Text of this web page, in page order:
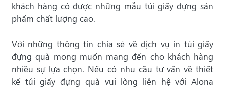
khách hàng có được những mẫu túi giấy đựng sản
phẩm chất lượng cao.
Với những thông tin chia sẻ về dịch vụ in túi giấy
đựng quà mong muốn mang đến cho khách hàng
nhiều sự lựa chọn. Nếu có nhu cầu tư vấn về thiết
kế túi giấy đựng quà vui lòng liên hệ với Alona